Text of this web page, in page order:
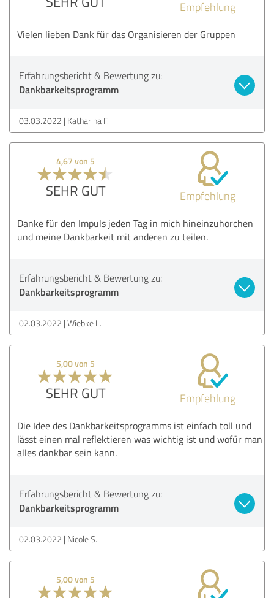
Empfehlung
Vielen lieben Dank für das Organisieren der Gruppen
Erfahrungsbericht & Bewertung zu:
Dankbarkeitsprogramm
03.03.2022 Katharina F.
4,67 von 5
SEHR GUT Empfehlung
Danke für den Impuls jeden Tag in mich hineinzuhorchen
und meine Dankbarkeit mit anderen zu teilen.
Erfahrungsbericht & Bewertung zu:
Dankbarkeitsprogramm
02.03.2022 Wiebke L.
5,00 von 5
SEHR GUT Empfehlung
Die Idee des Dankbarkeitsprogramms ist einfach toll und
lässt einen mal reflektieren was wichtig ist und wofür man
alles dankbar sein kann.
Erfahrungsbericht & Bewertung zu:
Dankbarkeitsprogramm
02.03.2022 Nicole S.
5,00 von 5